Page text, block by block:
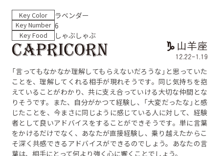
Key Color ラベンダー
Key Number 6
Key Food しゃぶしゃぶ
「言ってもなかなか理解してもらえないだろうな」と思っていた
ことを、理解してくれる相手が現れそうです。同じ気持ちを抱
えていることがわかり、共に支え合っていける大切な仲間とな
りそうです。また、自分がかつて経験し、「大変だったな」と感
じたことを、今まさに同じように感じている人に対して、経験
者として良いアドバイスをすることができそうです。単に言葉
をかけるだけでなく、あなたが直接経験し、乗り越えたからこ
そ深く共感できるアドバイスができるのでしょう。あなたの言
葉は、相手にとって何より強く心に響くことでしょう。